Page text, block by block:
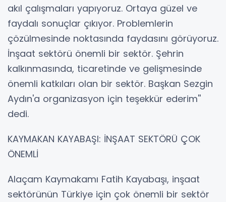
akıl çalışmaları yapıyoruz. Ortaya güzel ve
faydalı sonuçlar çıkıyor. Problemlerin
çözülmesinde noktasında faydasını görüyoruz.
İnşaat sektörü önemli bir sektör. Şehrin
kalkınmasında, ticaretinde ve gelişmesinde
önemli katkıları olan bir sektör. Başkan Sezgin
Aydın'a organizasyon için teşekkür ederim''
dedi.
KAYMAKAN KAYABAŞI: İNŞAAT SEKTÖRÜ ÇOK
ÖNEMLİ
Alaçam Kaymakamı Fatih Kayabaşı, inşaat
sektörünün Türkiye için çok önemli bir sektör